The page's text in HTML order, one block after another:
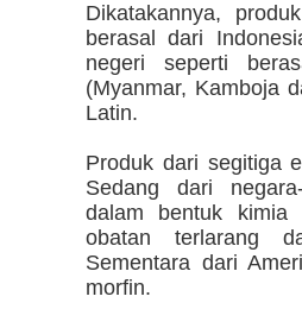
Dikatakannya,
berasal dari
negeri seperti
(Myanmar, Kamboja
Latin.
Produk dari segitiga
Sedang dari
dalam bentuk
obatan terlarang
Sementara dari
morfin.